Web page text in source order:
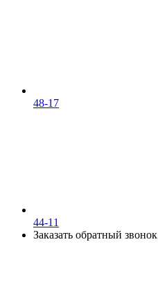
48-17
44-11
Заказать обратный звонок